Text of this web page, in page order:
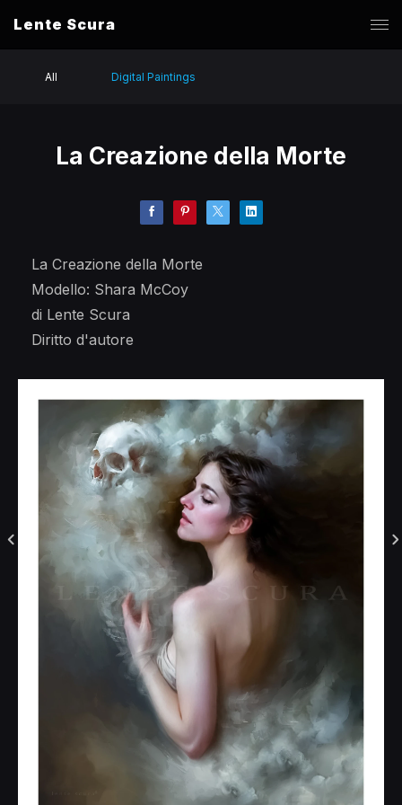
Lente Scura
All Digital Paintings
La Creazione della Morte
La Creazione della Morte
Modello: Shara McCoy
di Lente Scura
Diritto d'autore